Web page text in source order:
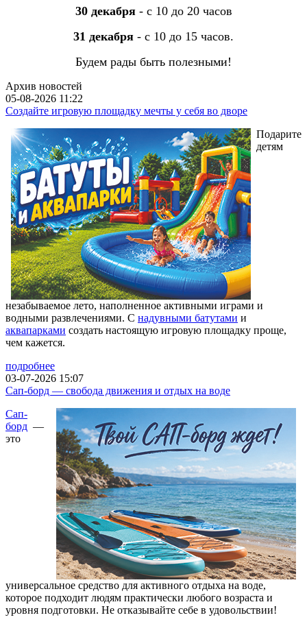
30 декабря- с 10 до 20 часов
31 декабря - с 10 до 15 часов.
Будем рады быть полезными!
Архив новостей
05-08-2026 11:22
Создайте игровую площадку мечты у себя во дворе
Подарите
детям
незабываемое лето, наполненное активными играми и
водными развлечениями. С надувными батутами и
аквапарками создать настоящую игровую площадку проще,
чем кажется.
подробнее
03-07-2026 15:07
Сап-борд — свобода движения и отдых на воде
Сап-
борд —
это
универсальное средство для активного отдыха на воде,
которое подходит людям практически любого возраста и
уровня подготовки. Не отказывайте себе в удовольствии!